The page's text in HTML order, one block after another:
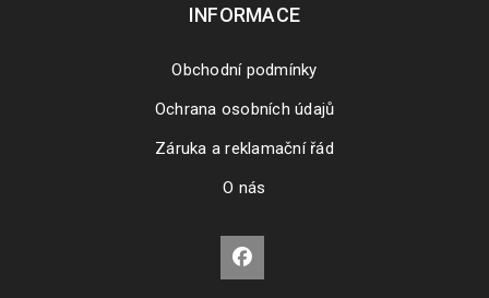
INFORMACE
Obchodní podmínky
Ochrana osobních údajů
Záruka a reklamační řád
O nás